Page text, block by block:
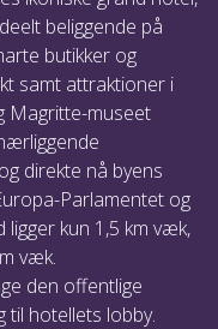
beliggende på
butikker og
samt attraktioner i
Magritte-museet
direkte nå byens
Parlamentet og
kun 1,5 km væk,
væk.
den offentlige
til hotellets lobby.